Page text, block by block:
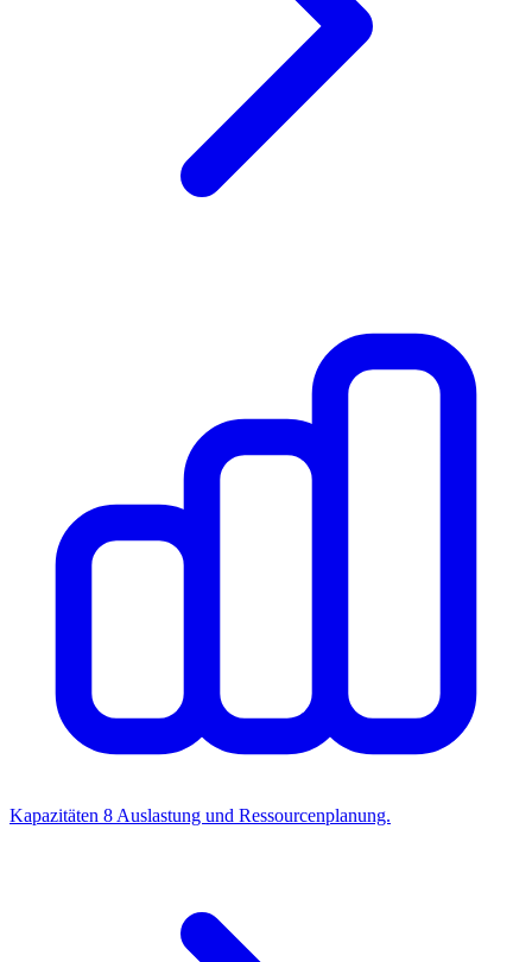
Kapazitäten 8Auslastung und Ressourcenplanung.